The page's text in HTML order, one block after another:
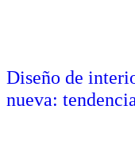
Diseño de
nueva: